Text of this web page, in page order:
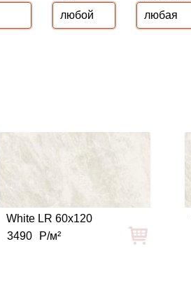
White LR 60x120
3490
Р/м²